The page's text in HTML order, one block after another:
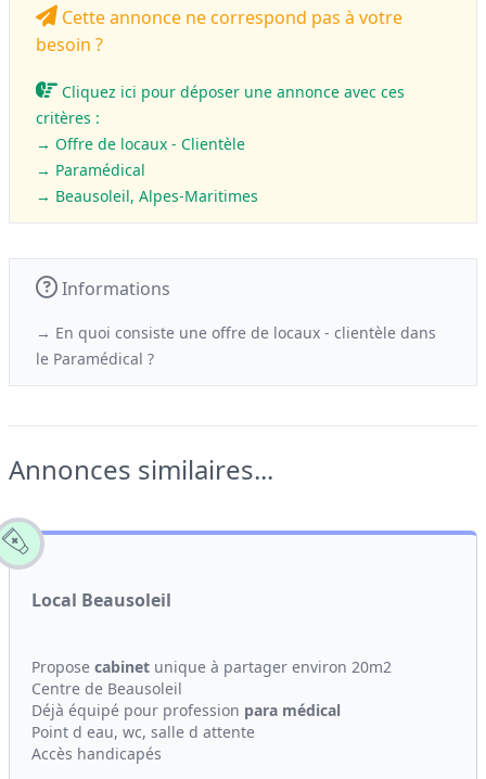
Cette annonce ne correspond pas à votre
besoin ?
Cliquez ici pour déposer une annonce avec ces
critères :
→ Offre de locaux - Clientèle
→ Paramédical
→ Beausoleil, Alpes-Maritimes
Informations
→ En quoi consiste une offre de locaux - clientèle dans
le Paramédical ?
Annonces similaires...
Local Beausoleil
Propose cabinet unique à partager environ 20m2
Centre de Beausoleil
Déjà équipé pour profession para médical
Point d eau, wc, salle d attente
Accès handicapés